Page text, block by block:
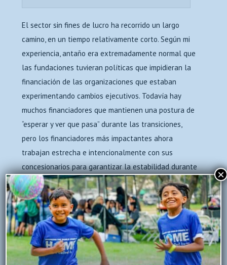
El sector sin fines de lucro ha recorrido un largo
camino, en un tiempo relativamente corto. Según mi
experiencia, antaño era extremadamente normal que
las fundaciones tuvieran políticas que impidieran la
financiación de las organizaciones que estaban
experimentando cambios ejecutivos. Todavía hay
muchos financiadores que mantienen una postura de
“esperar y ver que pasa” durante las transiciones,
pero los financiadores más impactantes ahora
trabajan estrecha e intencionalmente con sus
concesionarios para garantizar la estabilidad durante
los tiempos de cambio, especialmente cuando las
organizaciones han demostrado ser confiables e
impactantes a lo largo de los años. Este cambio de
actitud es una evolución necesaria para asegurar la
supervivencia del sector sin fines de lucro. Un estudio
nacional de liderazgo ejecutivo sin fines de lucro en
×